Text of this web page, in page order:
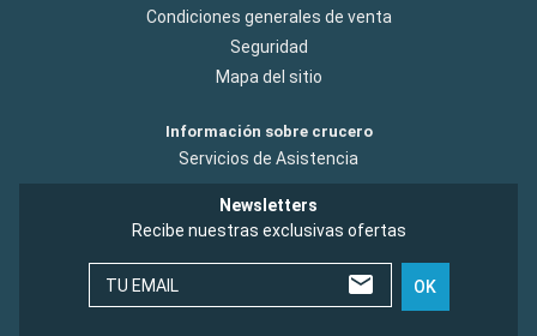
Condiciones generales de venta
Seguridad
Mapa del sitio
Información sobre crucero
Servicios de Asistencia
Newsletters
Recibe nuestras exclusivas ofertas
TU EMAIL OK